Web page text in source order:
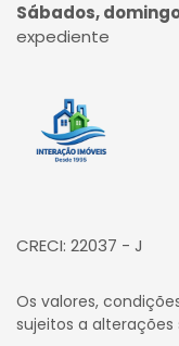
Sábados,
expediente
Página inicial
CRECI: 22037 - J
Os valores,
sujeitos a alterações